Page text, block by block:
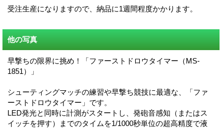
受注生産になりますので、納品に1週間程度かかります。
他の写真
早撃ちの限界に挑め！「ファーストドロウタイマー（MS-
1851）」
シューティングマッチの練習や早撃ち競技に最適な、「ファ
ーストドロウタイマー」です。
LED発光と同時に計測がスタートし、発砲音感知（またはス
イッチを押す）までのタイムを1/1000秒単位の超高精度で液